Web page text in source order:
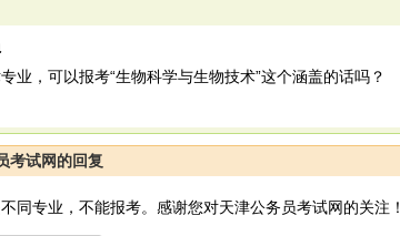
业，可以报考“生物科学与生物技术”这个涵盖的话吗？
考试网的回复
同专业，不能报考。感谢您对天津公务员考试网的关注！